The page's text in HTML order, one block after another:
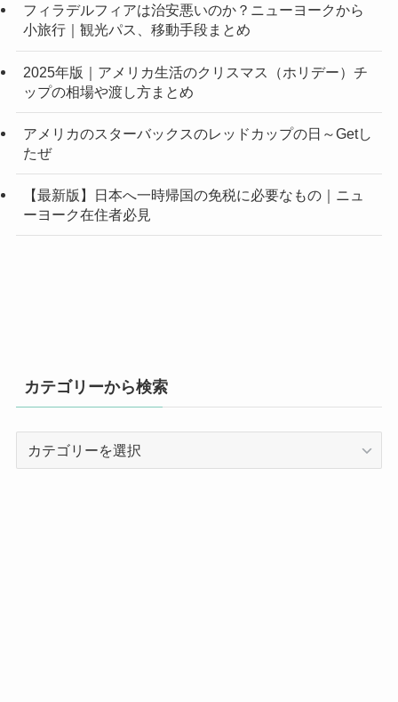
フィラデルフィアは治安悪いのか？ニューヨークから
小旅行｜観光パス、移動手段まとめ
2025年版｜アメリカ生活のクリスマス（ホリデー）チ
ップの相場や渡し方まとめ
アメリカのスターバックスのレッドカップの日～Getし
たぜ
【最新版】日本へ一時帰国の免税に必要なもの｜ニュ
ーヨーク在住者必見
カテゴリーから検索